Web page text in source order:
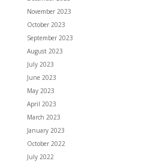
November 2023
October 2023
September 2023
August 2023
July 2023
June 2023
May 2023
April 2023
March 2023
January 2023
October 2022
July 2022